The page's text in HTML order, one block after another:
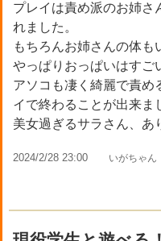
プレイは責め派のお姉さ
れました。
もちろんお姉さんの体も
やっぱりおっぱいはすご
アソコも凄く綺麗で責め
イで終わることが出来ま
美女過ぎるサラさん、あ
2024/2/28 23:00 いがちゃん